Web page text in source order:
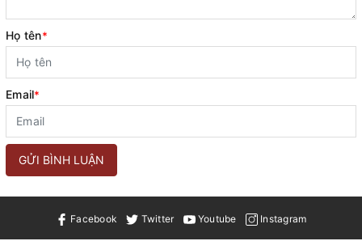
Họ tên*
Email*
GỬI BÌNH LUẬN
Facebook Twitter Youtube Instagram